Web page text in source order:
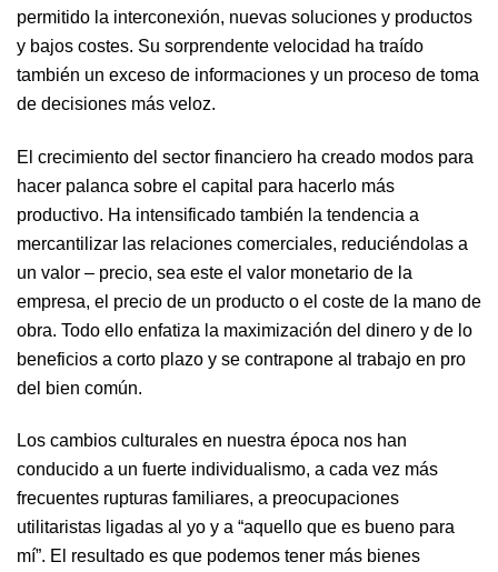
permitido la interconexión, nuevas soluciones y productos
y bajos costes. Su sorprendente velocidad ha traído
también un exceso de informaciones y un proceso de toma
de decisiones más veloz.
El crecimiento del sector financiero ha creado modos para
hacer palanca sobre el capital para hacerlo más
productivo. Ha intensificado también la tendencia a
mercantilizar las relaciones comerciales, reduciéndolas a
un valor – precio, sea este el valor monetario de la
empresa, el precio de un producto o el coste de la mano de
obra. Todo ello enfatiza la maximización del dinero y de lo
beneficios a corto plazo y se contrapone al trabajo en pro
del bien común.
Los cambios culturales en nuestra época nos han
conducido a un fuerte individualismo, a cada vez más
frecuentes rupturas familiares, a preocupaciones
utilitaristas ligadas al yo y a “aquello que es bueno para
mí”. El resultado es que podemos tener más bienes